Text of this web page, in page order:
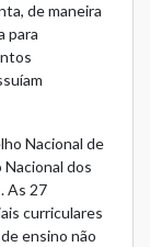
de maneira
para
Nacional de
Nacional dos
As 27
curriculares
ensino não